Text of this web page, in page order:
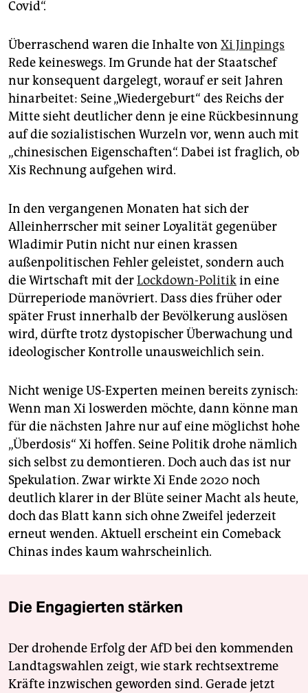
Covid“.
Überraschend waren die Inhalte von Xi Jinpings
Rede keineswegs. Im Grunde hat der Staatschef
nur konsequent dargelegt, worauf er seit Jahren
hinarbeitet: Seine „Wiedergeburt“ des Reichs der
Mitte sieht deutlicher denn je eine Rückbesinnung
auf die sozialistischen Wurzeln vor, wenn auch mit
„chinesischen Eigenschaften“. Dabei ist fraglich, ob
Xis Rechnung aufgehen wird.
In den vergangenen Monaten hat sich der
Alleinherrscher mit seiner Loyalität gegenüber
Wladimir Putin nicht nur einen krassen
außenpolitischen Fehler geleistet, sondern auch
die Wirtschaft mit derLockdown-Politikin eine
Dürreperiode manövriert. Dass dies früher oder
später Frust innerhalb der Bevölkerung auslösen
wird, dürfte trotz dystopischer Überwachung und
ideologischer Kontrolle unausweichlich sein.
Nicht wenige US-Experten meinen bereits zynisch:
Wenn man Xi loswerden möchte, dann könne man
für die nächsten Jahre nur auf eine möglichst hohe
„Überdosis“ Xi hoffen. Seine Politik drohe nämlich
sich selbst zu demontieren. Doch auch das ist nur
Spekulation. Zwar wirkte Xi Ende 2020 noch
deutlich klarer in der Blüte seiner Macht als heute,
doch das Blatt kann sich ohne Zweifel jederzeit
erneut wenden. Aktuell erscheint ein Comeback
Chinas indes kaum wahrscheinlich.
Die Engagierten stärken
Der drohende Erfolg der AfD bei den kommenden
Landtagswahlen zeigt, wie stark rechtsextreme
Kräfte inzwischen geworden sind. Gerade jetzt